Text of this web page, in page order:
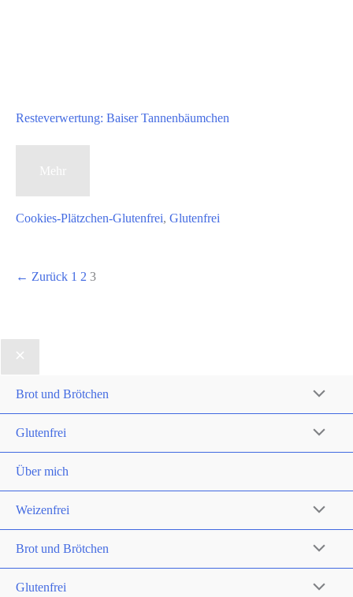
Resteverwertung: Baiser Tannenbäumchen
Resteverwertung:
Tannenbäumchen
Mehr
Cookies-Plätzchen-Glutenfrei, Glutenfrei
← Zurück 1 2 3
Brot und Brötchen
Glutenfrei
Über mich
Weizenfrei
Brot und Brötchen
Glutenfrei